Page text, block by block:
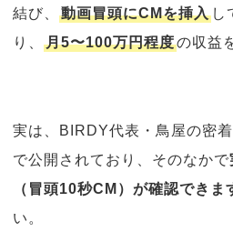
結び、動画冒頭にCMを挿入 し
り、月5〜100万円程度の収益
実は、BIRDY代表・鳥屋の密
で公開されており、そのなかで
（冒頭10秒CM）が確認できま
い。